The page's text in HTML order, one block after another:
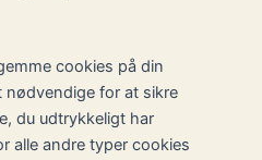
cookies på din
nødvendige for at sikre
du udtrykkeligt har
alle andre typer cookies